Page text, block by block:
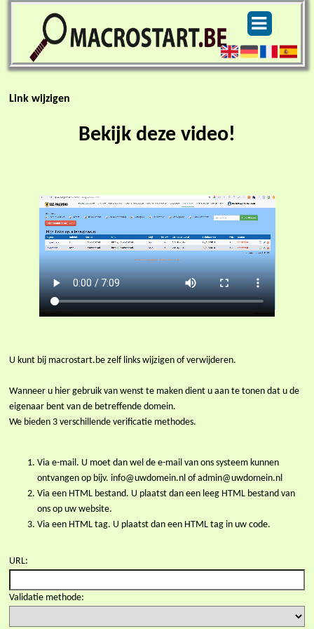
Link wijzigen
Bekijk deze video!
U kunt bij macrostart.be zelf links wijzigen of verwijderen.
Wanneer u hier gebruik van wenst te maken dient u aan te tonen dat u de
eigenaar bent van de betreffende domein.
We bieden 3 verschillende verificatie methodes.
Via e-mail. U moet dan wel de e-mail van ons systeem kunnen
ontvangen op bijv. info@uwdomein.nl of admin@uwdomein.nl
Via een HTML bestand. U plaatst dan een leeg HTML bestand van
ons op uw website.
Via een HTML tag. U plaatst dan een HTML tag in uw code.
URL:
Validatie methode: